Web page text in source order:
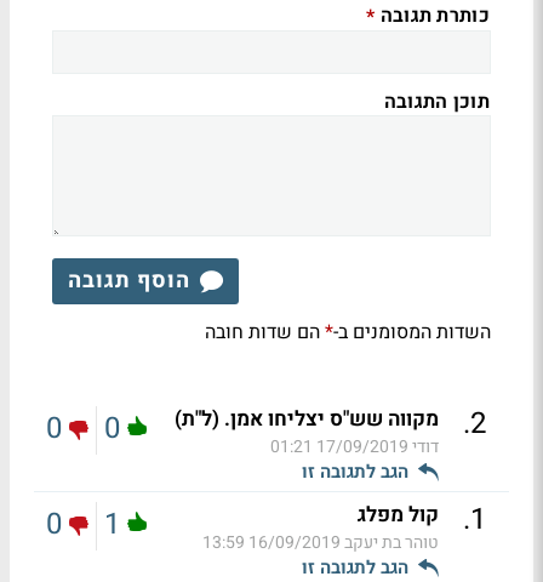
כותרת תגובה *
תוכן התגובה
הוסף תגובה
השדות המסומנים ב-*הם שדות חובה
2
. מקווה שש"ס יצליחו אמן. (ל"ת)
דודי17/09/2019 01:21
הגב לתגובה זו
0
0
1
. קול מפלג
טוהר בת יעקב16/09/2019 13:59
הגב לתגובה זו
1
0